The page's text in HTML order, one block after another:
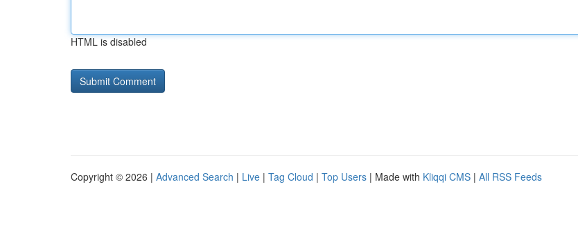
HTML is disabled
Copyright © 2026 | Advanced Search | Live | Tag Cloud | Top Users | Made with Kliqqi CMS | All RSS Feeds